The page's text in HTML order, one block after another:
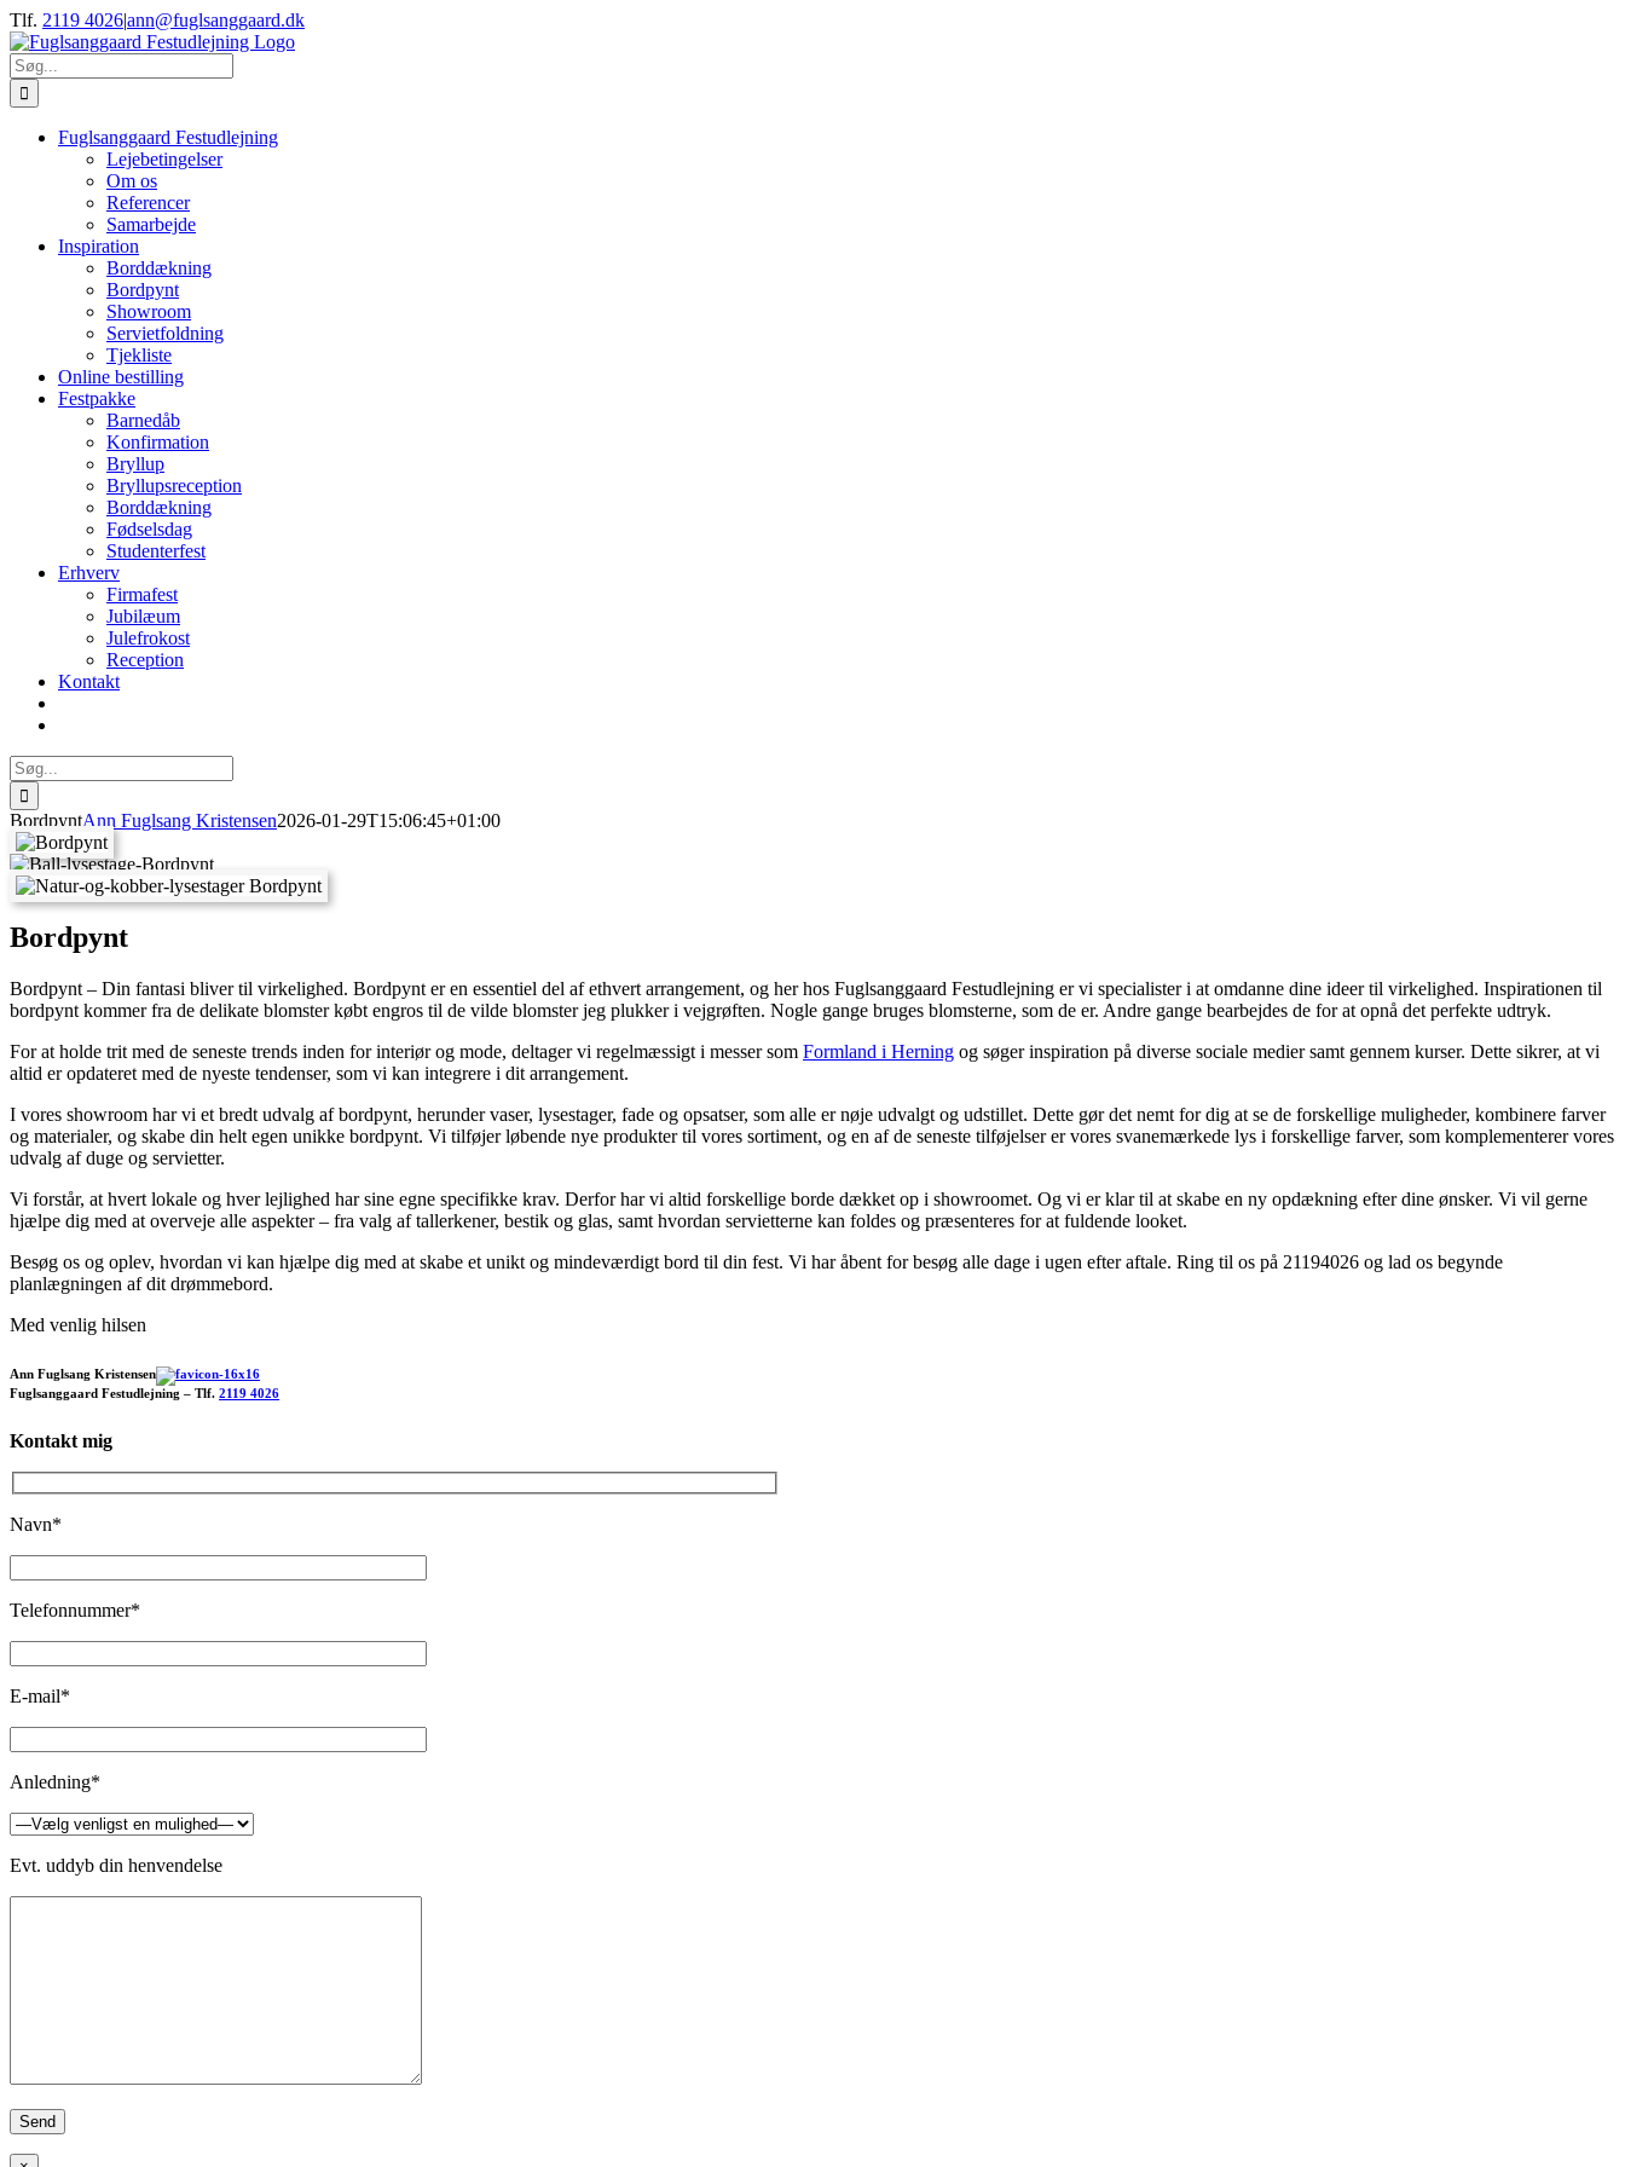
Skip
to
content
Tlf. 2119 4026|ann@fuglsanggaard.dk
Søg
efter:
Fuglsanggaard Festudlejning
Lejebetingelser
Om os
Referencer
Samarbejde
Inspiration
Borddækning
Bordpynt
Showroom
Servietfoldning
Tjekliste
Online bestilling
Festpakke
Barnedåb
Konfirmation
Bryllup
Bryllupsreception
Borddækning
Fødselsdag
Studenterfest
Erhverv
Firmafest
Jubilæum
Julefrokost
Reception
Kontakt
Søg
efter:
BordpyntAnn Fuglsang Kristensen2026-01-29T15:06:45+01:00
Bordpynt
Bordpynt – Din fantasi bliver til virkelighed. Bordpynt er en essentiel del af ethvert arrangement, og her hos Fuglsanggaard Festudlejning er vi specialister i at omdanne dine ideer til virkelighed. Inspirationen til
bordpynt kommer fra de delikate blomster købt engros til de vilde blomster jeg plukker i vejgrøften. Nogle gange bruges blomsterne, som de er. Andre gange bearbejdes de for at opnå det perfekte udtryk.
For at holde trit med de seneste trends inden for interiør og mode, deltager vi regelmæssigt i messer som Formland i Herning og søger inspiration på diverse sociale medier samt gennem kurser. Dette sikrer, at vi
altid er opdateret med de nyeste tendenser, som vi kan integrere i dit arrangement.
I vores showroom har vi et bredt udvalg af bordpynt, herunder vaser, lysestager, fade og opsatser, som alle er nøje udvalgt og udstillet. Dette gør det nemt for dig at se de forskellige muligheder, kombinere farver
og materialer, og skabe din helt egen unikke bordpynt. Vi tilføjer løbende nye produkter til vores sortiment, og en af de seneste tilføjelser er vores svanemærkede lys i forskellige farver, som komplementerer vores
udvalg af duge og servietter.
Vi forstår, at hvert lokale og hver lejlighed har sine egne specifikke krav. Derfor har vi altid forskellige borde dækket op i showroomet. Og vi er klar til at skabe en ny opdækning efter dine ønsker. Vi vil gerne
hjælpe dig med at overveje alle aspekter – fra valg af tallerkener, bestik og glas, samt hvordan servietterne kan foldes og præsenteres for at fuldende looket.
Besøg os og oplev, hvordan vi kan hjælpe dig med at skabe et unikt og mindeværdigt bord til din fest. Vi har åbent for besøg alle dage i ugen efter aftale. Ring til os på 21194026 og lad os begynde
planlægningen af dit drømmebord.
Med venlig hilsen
Ann Fuglsang Kristensen
Fuglsanggaard Festudlejning – Tlf. 2119 4026
Kontakt mig
Navn*
Telefonnummer*
E-mail*
Anledning*
Evt. uddyb din henvendelse